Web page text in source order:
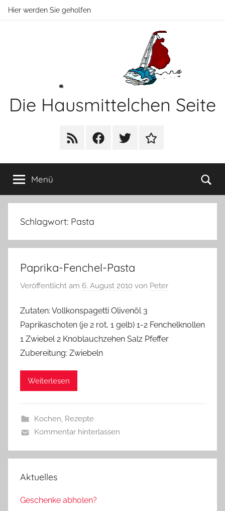
ZumHier werden Sie geholfen
Die Hausmittelchen Seite
RSS FacebookTwitter Newsletter
Menü
Schlagwort: Pasta
Paprika-Fenchel-Pasta
Veröffentlicht am 6. August 2010 von Peter
Zutaten: Vollkonspagetti Olivenöl 3
Paprikaschoten (je 2 rot, 1 gelb) 1-2 Fenchelknollen
1 Zwiebel 2 Knoblauchzehen Salz Pfeffer
Zubereitung: Zwiebeln
Weiterlesen
Kochen, Rezepte
Kommentar hinterlassen
Aktuelles
Geschenke abholen?